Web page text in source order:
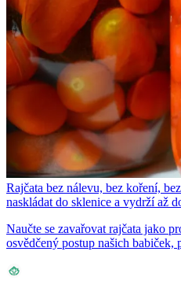
Rajčata bez nálevu, bez koření,
naskládat do sklenice a vydrží až
Naučte se zavařovat rajčata jako
osvědčený postup našich babiček,